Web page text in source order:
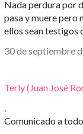
Nada perdura por
pasa y muere pero
ellos sean testigos
30 de septiembre
Terly (Juan José
.
Comunicado a